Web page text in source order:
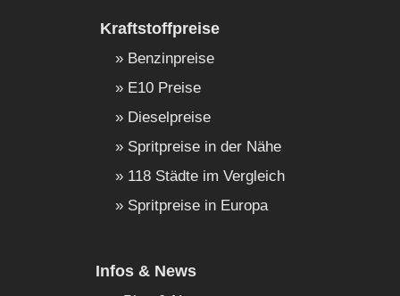
Kraftstoffpreise
Benzinpreise
E10 Preise
Dieselpreise
Spritpreise in der Nähe
118 Städte im Vergleich
Spritpreise in Europa
Infos & News